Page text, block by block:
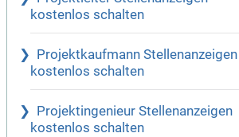
kostenlos schalten
Projektkaufmann Stellenanzeigen
kostenlos schalten
Projektingenieur Stellenanzeigen
kostenlos schalten